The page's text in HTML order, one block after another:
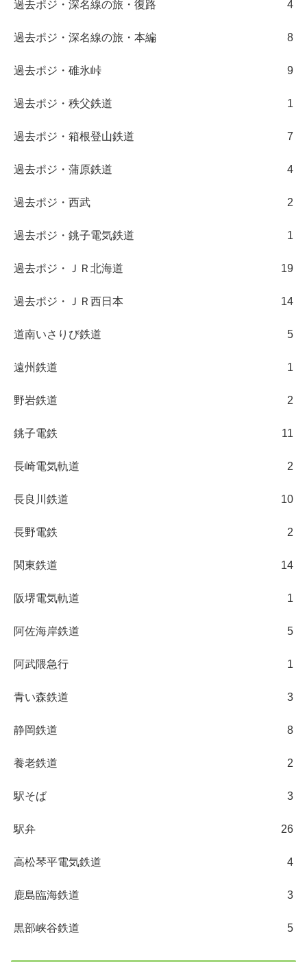
過去ポジ・深名線の旅・復路 4
過去ポジ・深名線の旅・本編 8
過去ポジ・碓氷峠 9
過去ポジ・秩父鉄道 1
過去ポジ・箱根登山鉄道 7
過去ポジ・蒲原鉄道 4
過去ポジ・西武 2
過去ポジ・銚子電気鉄道 1
過去ポジ・ＪＲ北海道 19
過去ポジ・ＪＲ西日本 14
道南いさりび鉄道 5
遠州鉄道 1
野岩鉄道 2
銚子電鉄 11
長崎電気軌道 2
長良川鉄道 10
長野電鉄 2
関東鉄道 14
阪堺電気軌道 1
阿佐海岸鉄道 5
阿武隈急行 1
青い森鉄道 3
静岡鉄道 8
養老鉄道 2
駅そば 3
駅弁 26
高松琴平電気鉄道 4
鹿島臨海鉄道 3
黒部峡谷鉄道 5